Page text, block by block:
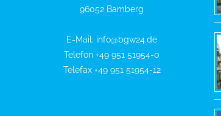
96052 Bamberg
E-Mail: info@bgw24.de
Telefon +49 951 51954-0
Telefax +49 951 51954-12